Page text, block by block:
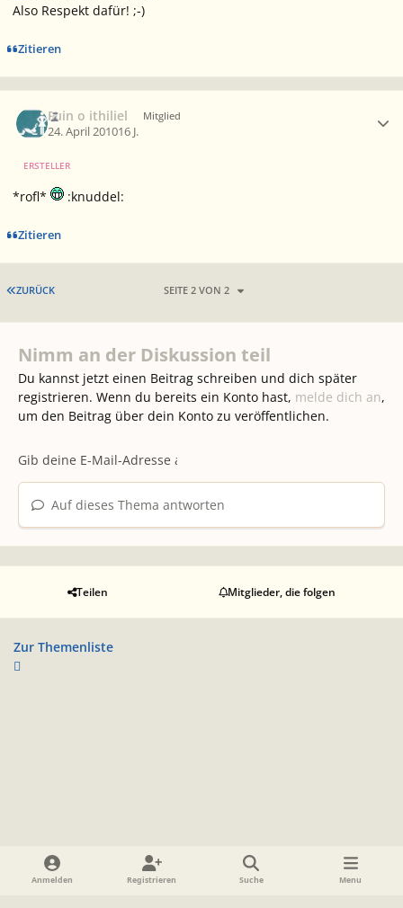
Also Respekt dafür! ;-)
Zitieren
Fuin o ithiliel Mitglied
24. April 201016 J.
ERSTELLER
*rofl* :knuddel:
Zitieren
ERSTE SEITE
ZURÜCK SEITE 2 VON 2
Nimm an der Diskussion teil
Du kannst jetzt einen Beitrag schreiben und dich später
registrieren. Wenn du bereits ein Konto hast, melde dich an,
um den Beitrag über dein Konto zu veröffentlichen.
Auf dieses Thema antworten
Teilen Mitglieder, die folgen
Zur Themenliste
Heller Modus
Dunkler ModusSystemeinstellung
Anmelden Registrieren Suche Menu